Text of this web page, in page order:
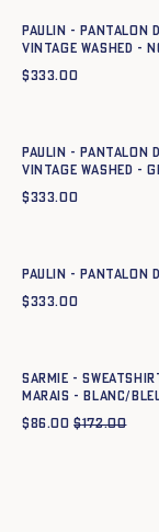
Paulin - Pantalon
Vintage Washed -
$333.00
Paulin - Pantalon
Vintage Washed -
$333.00
Paulin - Pantalon
$333.00
Sarmie -
Marais - BLANC/BLEU
$86.00 $172.00